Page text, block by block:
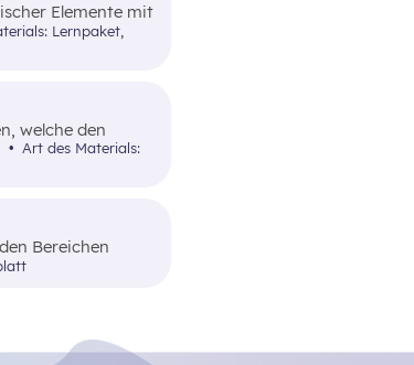
Elemente mit
Beispiele
welche den
Art des Materials:
Bereichen
online oder